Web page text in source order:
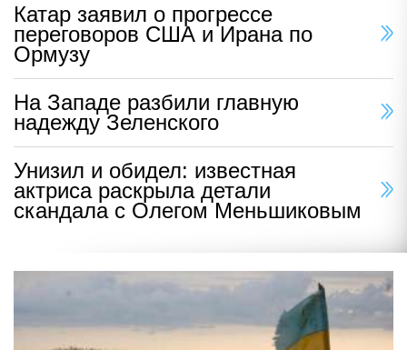
Катар заявил о прогрессе
переговоров США и Ирана по
Ормузу
На Западе разбили главную
надежду Зеленского
Унизил и обидел: известная
актриса раскрыла детали
скандала с Олегом Меньшиковым